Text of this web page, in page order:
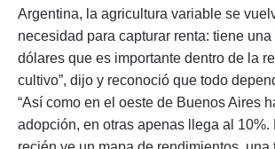
Argentina, la agricultura variable se
necesidad para capturar renta: tiene
dólares que es importante dentro de la
cultivo”, dijo y reconoció que todo
“Así como en el oeste de Buenos Aires
adopción, en otras apenas llega al 10%.